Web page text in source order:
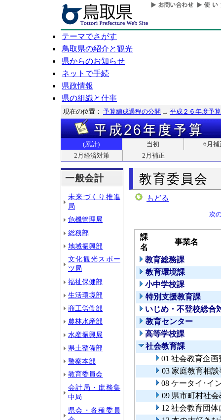
テーマでさがす
鳥取県の紹介と観光
県からのお知らせ
ネットで手続
県政情報
県の組織と仕事
現在の位置： 予算編成過程の公開 平成２６年度予算
(累計) 当初
6月補
2月経済対策
2月補正
一般会計
未来づくり推進
局
危機管理局
総務部
地域振興部
文化観光スポー
ツ局
福祉保健部
生活環境部
商工労働部
農林水産部
水産振興局
県土整備部
警察本部
教育委員会
会計局・庶務集
中局
県会・各種委員
教育委員会
もどる
次
課
名
事業名
教育総務課
教育環境課
小中学校課
特別支援教育課
いじめ・不登校総合
教育センター
高等学校課
社会教育課
01 社会教育企画
03 家庭教育相談
08 ケータイ･イ
09 県市町村社
12 社会教育団